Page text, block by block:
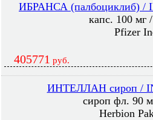
ИБРАНСА (палбоциклиб) /
капс. 100 мг
Pfizer
405771 руб.
ИНТЕЛЛАН сироп /
сироп фл. 90
Herbion